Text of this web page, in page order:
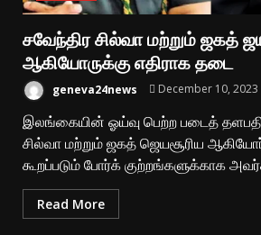
சவேந்திர சில்வா மற்றும் ஜகத்
ஆகியோருக்கு எதிராக தடை
geneva24news December 10, 2023
இலங்கையின் ஓய்வு பெற்ற படைத்
சில்வா மற்றும் ஜகத் ஜெயசூரிய
கூறப்படும் போர்க் குற்றங்களுக்காக
Read More